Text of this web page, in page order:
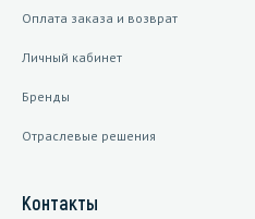
Оплата заказа и возврат
Личный кабинет
Бренды
Отраслевые решения
Контакты